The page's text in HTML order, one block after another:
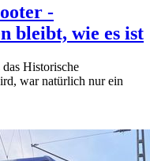
-
bleibt, wie es ist
Historische
war natürlich nur ein